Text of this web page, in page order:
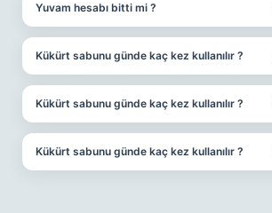
Yuvam hesabı bitti mi ?
Kükürt sabunu günde kaç kez kullanılır ?
Kükürt sabunu günde kaç kez kullanılır ?
Kükürt sabunu günde kaç kez kullanılır ?